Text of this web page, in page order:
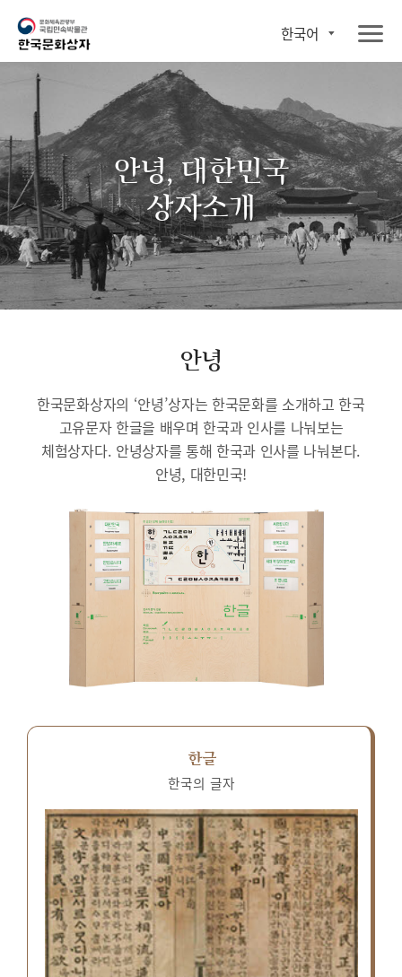
한국어
안녕, 대한민국
상자소개
안녕
한국문화상자의 ‘안녕’상자는 한국문화를 소개하고 한국
고유문자 한글을 배우며 한국과 인사를 나눠보는
체험상자다. 안녕상자를 통해 한국과 인사를 나눠본다.
안녕, 대한민국!
한글
한국의 글자